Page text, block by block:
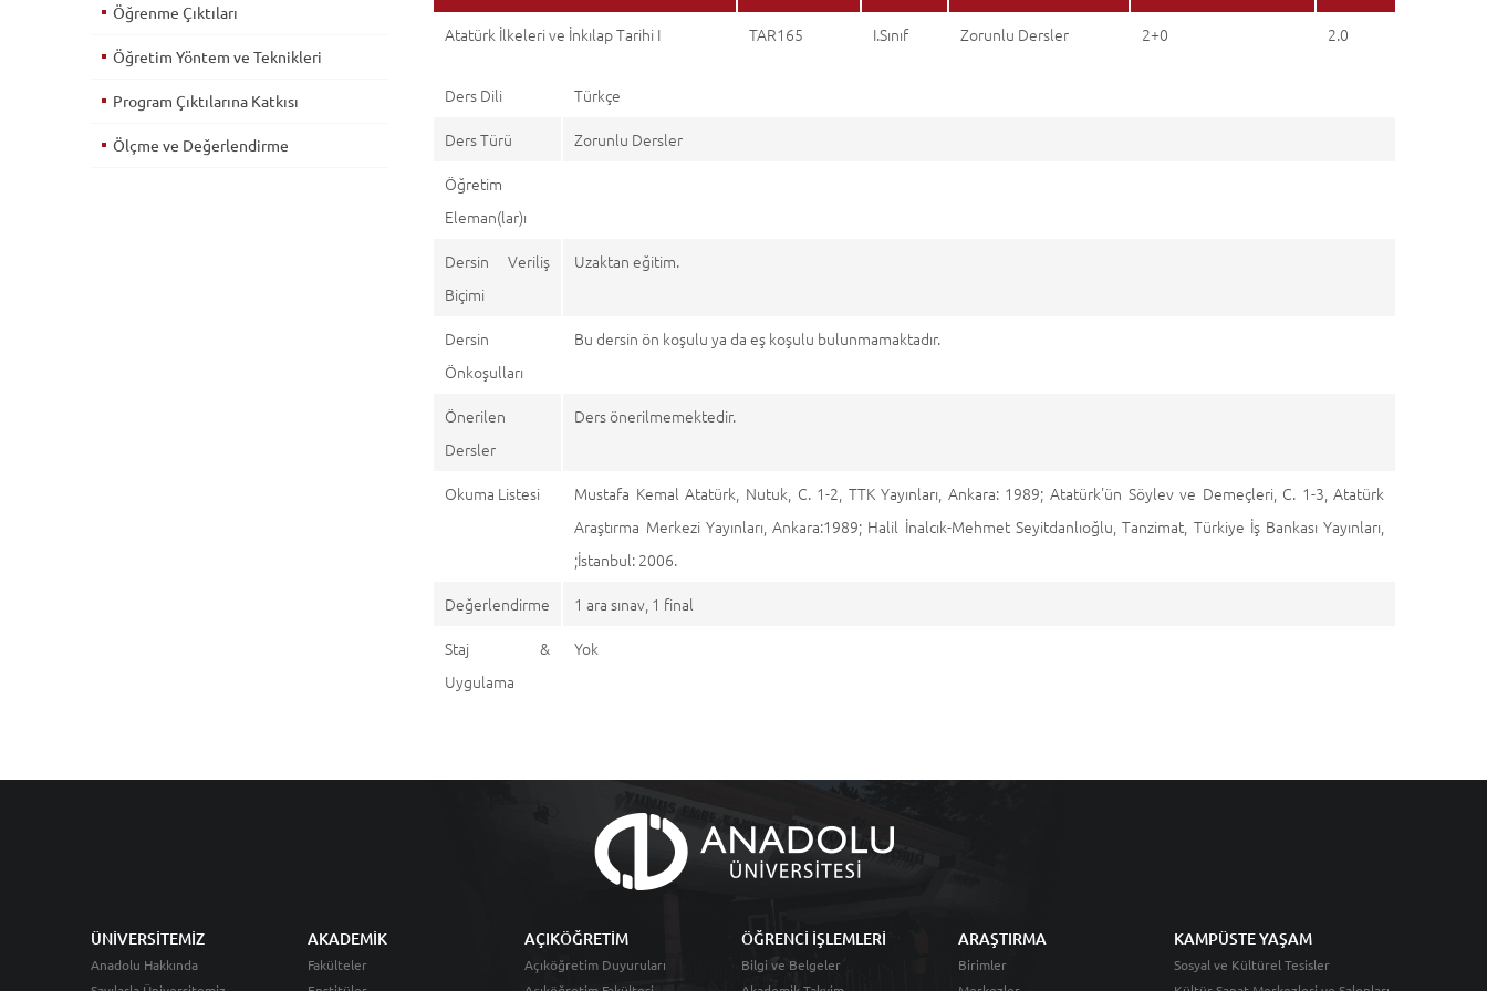
Atatürk İlkeleri ve İnkılap Tarihi I TAR165 I.Sınıf Zorunlu Dersler 2+0 2.0
Ders Dili
Türkçe
Ders Türü
Zorunlu Dersler
Öğretim
Eleman(lar)ı
Dersin Veriliş
Biçimi
Uzaktan eğitim.
Dersin
Önkoşulları
Bu dersin ön koşulu ya da eş koşulu bulunmamaktadır.
Önerilen
Dersler
Ders önerilmemektedir.
Okuma Listesi
Mustafa Kemal Atatürk, Nutuk, C. 1-2, TTK Yayınları, Ankara: 1989; Atatürk'ün Söylev ve Demeçleri, C. 1-3, Atatürk
Araştırma Merkezi Yayınları, Ankara:1989; Halil İnalcık-Mehmet Seyitdanlıoğlu, Tanzimat, Türkiye İş Bankası Yayınları,
;İstanbul: 2006.
Değerlendirme
1 ara sınav, 1 final
Staj &
Uygulama
Yok
Öğrenme Çıktıları
Öğretim Yöntem ve Teknikleri
Program Çıktılarına Katkısı
Ölçme ve Değerlendirme
ÜNİVERSİTEMİZ
Anadolu Hakkında
AKADEMİK
Fakülteler
AÇIKÖĞRETİM
Açıköğretim Duyuruları
ÖĞRENCİ İŞLEMLERİ
Bilgi ve Belgeler
ARAŞTIRMA
Birimler
KAMPÜSTE YAŞAM
Sosyal ve Kültürel Tesisler